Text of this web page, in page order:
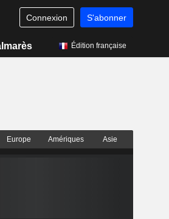
Connexion S'abonner
Édition française
Europe Amériques Asie